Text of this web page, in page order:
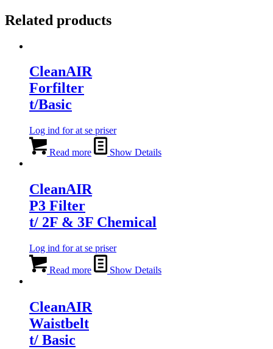
Related products
CleanAIR
Forfilter
t/Basic
Log ind for at se priser
Read more Show Details
CleanAIR
P3 Filter
t/ 2F & 3F Chemical
Log ind for at se priser
Read more Show Details
CleanAIR
Waistbelt
t/ Basic